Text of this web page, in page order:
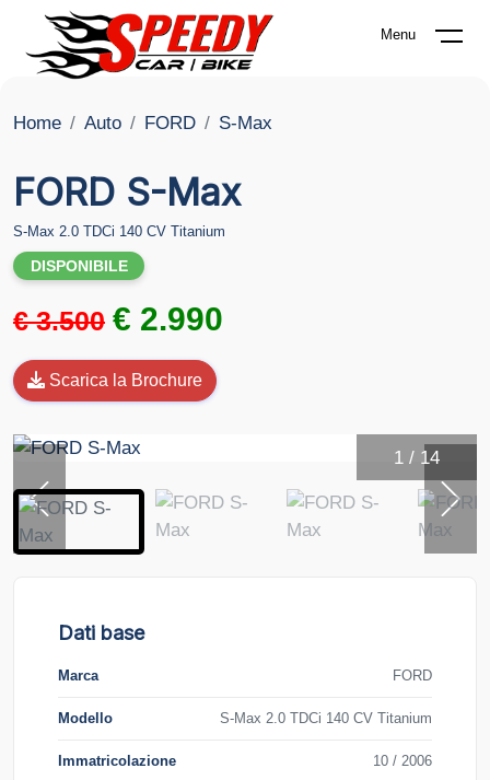
Menu
Home Auto FORD S-Max
FORD S-Max
S-Max 2.0 TDCi 140 CV Titanium
DISPONIBILE
€ 3.500 € 2.990
Scarica la Brochure
1 / 14
Dati base
Marca FORD
Modello S-Max 2.0 TDCi 140 CV Titanium
Immatricolazione 10 / 2006